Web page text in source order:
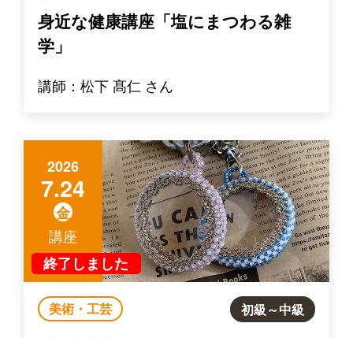
身近な健康講座「塩にまつわる雑
学」
講師：松下 髙仁 さん
2026
7.24
金
終了しました
講座
美術・工芸 初級～中級